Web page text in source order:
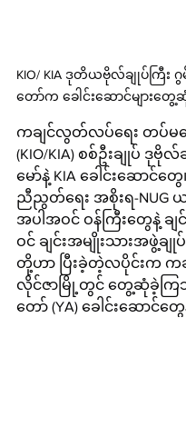
KIO/ KIA ဒုတိယဗိုလ်ချုပ်ကြီး
တော်က ခေါင်း‌ဆောင်မ
ကချင်လွတ်လပ်ရေး တပ်မ
(KIO/KIA) စစ်ဦးချုပ် ဒုဗိုလ်
မော်နဲ့ KIA ခေါင်းဆောင်တွေ
ညီညွတ်ရေး အစိုးရ-NUG
အပါအဝင် ဝန်ကြီးတွေနဲ့ ချ
ဝင် ချင်းအမျိုးသားအဖွဲ့ချုပ်
တို့ဟာ ပြီးခဲ့တဲ့လပိုင်းက က
လိုင်ဇာမြို့တွင် တွေ့ဆုံခဲ့ကြ
တော် (YA) ခေါင်းဆောင်